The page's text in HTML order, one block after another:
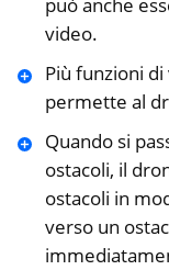
può anche
video.
️Più funzioni
permette al
Quando si
ostacoli, il
ostacoli in
verso un